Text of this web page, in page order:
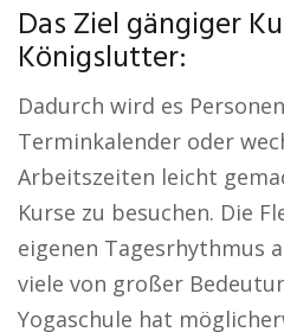
Das Ziel gängiger
Königslutter:
Dadurch wird es
Terminkalender oder
Arbeitszeiten leicht
Kurse zu besuchen. Die
eigenen Tagesrhythmus
viele von großer
Yogaschule hat